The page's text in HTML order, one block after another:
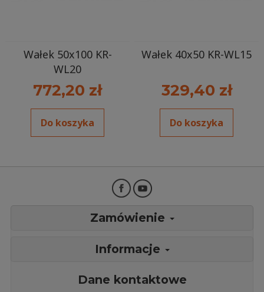
Wałek 50x100 KR-
WL20
772,20 zł
Do koszyka
Wałek 40x50 KR-WL15
329,40 zł
Do koszyka
Zamówienie
Informacje
Dane kontaktowe